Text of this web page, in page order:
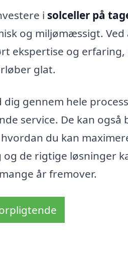
i solceller på
og miljømæssigt.
ekspertise og
glat.
gennem hele
service. De kan
du kan
de rigtige løsninger
år fremover.